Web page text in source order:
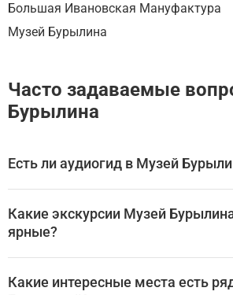
Большая Ивановская Мануфактура
Музей Бурылина
Часто задаваемые
Бурылина
Есть ли аудиогид в Музей
который помогает самостоятельно
ы, экспонаты и историю
скурсовода.
Лучшие аудиогиды и
зей Бурылина:
Какие экскурсии Музей
ярные?
Какие интересные места есть